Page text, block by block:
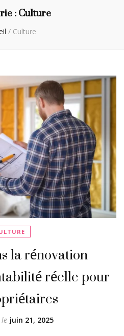
:Culture
/ Culture
la rénovation
réelle pour
le juin 21, 2025